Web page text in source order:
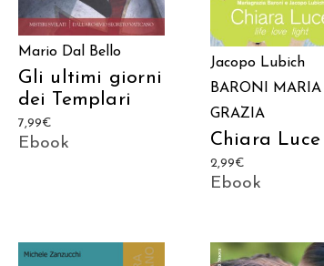
Mario Dal Bello
Gli ultimi giorni
dei Templari
7,99€
Ebook
Jacopo Lubich
BARONI MARIA
GRAZIA
Chiara Luce
2,99€
Ebook